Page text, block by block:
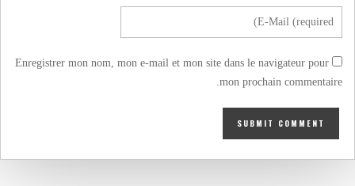
Enregistrer mon nom, mon e-mail et mon site dans le navigateur pour
mon prochain commentaire.